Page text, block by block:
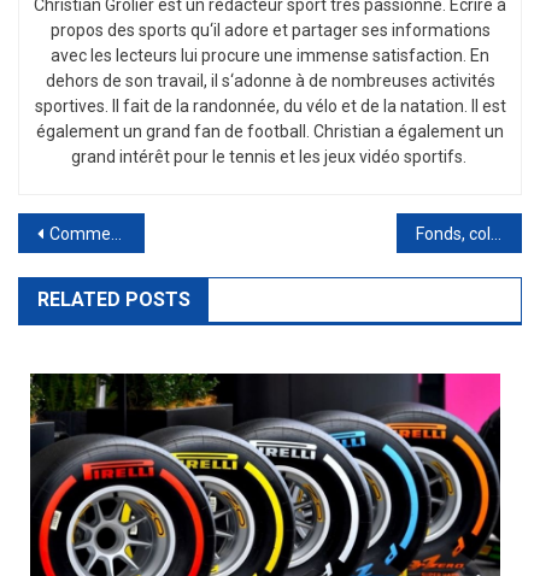
Christian Gro lierestun rédacteursporttrès passionné Écrire à
propos des sports qu‘il adore etpartagerses informations
avec les lecteurs ui procure une immense satisfaction En
dehors de son travail , il s‘adonne à de nombreuses activités
sportives faitde la randonnée, du vé lo etde la natation
est
égal ementun grand fan de football Christian a égal ementun
grand intérêtpourle tennis etles jeuxvidéo sportifs
Post
navigation
Comment acheter des actions Société Générale avec ETF
RELATED POSTS